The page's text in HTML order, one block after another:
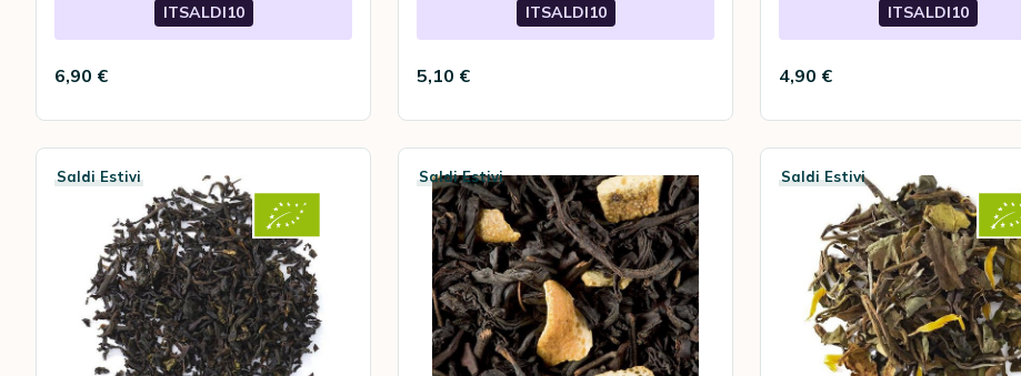
ITSALDI10
6,90 €
ITSALDI10
5,10 €
ITSALDI10
4,90 €
Saldi Estivi Saldi Estivi Saldi Estivi